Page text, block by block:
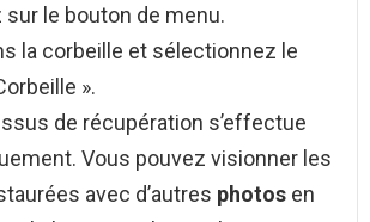
sur le bouton de menu.
la corbeille et sélectionnez le
».
de récupération s’effectue
Vous pouvez visionner les
avec d’autres photos en